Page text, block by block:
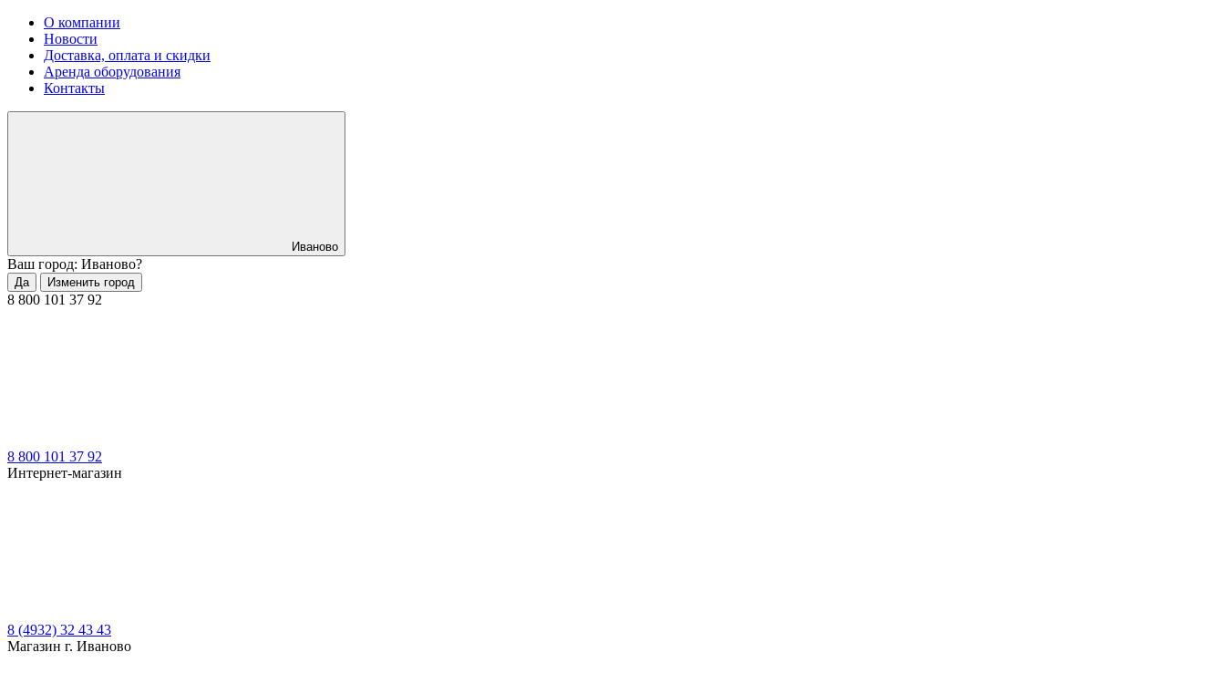
О компании
Новости
Доставка, оплата и скидки
Аренда оборудования
Контакты
Иваново
Ваш город: Иваново?
Да Изменить город
8 800 101 37 92
8 800 101 37 92
Интернет-магазин
8 (4932) 32 43 43
Магазин г. Иваново